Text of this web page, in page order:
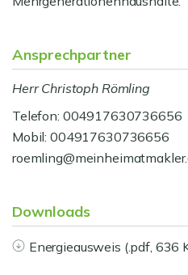
Ansprechpartner
Herr Christoph Römling
Telefon: 004917630736656
Mobil: 004917630736656
Downloads
Energieausweis (.pdf, 636